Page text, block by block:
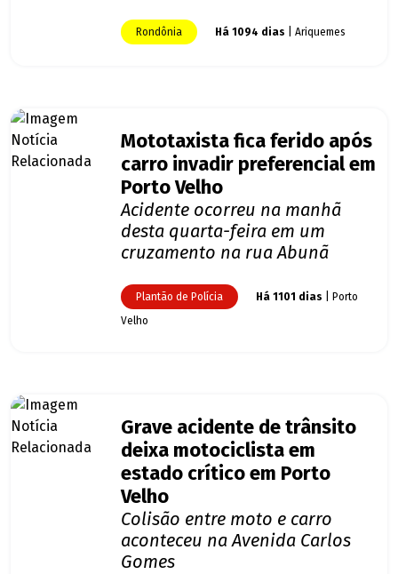
Rondônia Há 1094 dias | Ariquemes
Mototaxista fica ferido após
carro invadir preferencial em
Porto Velho
Acidente ocorreu na manhã
desta quarta-feira em um
cruzamento na rua Abunã
Plantão de Polícia Há 1101 dias | Porto
Velho
Grave acidente de trânsito
deixa motociclista em
estado crítico em Porto
Velho
Colisão entre moto e carro
aconteceu na Avenida Carlos
Gomes